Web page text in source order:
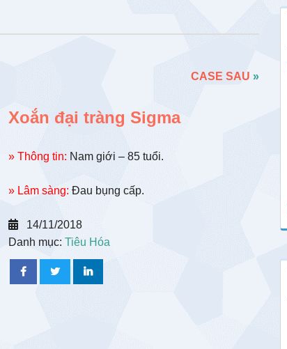
CASE SAU »
Xoắn đại tràng Sigma
» Thông tin: Nam giới – 85 tuổi.
» Lâm sàng: Đau bụng cấp.
14/11/2018
Danh mục: Tiêu Hóa